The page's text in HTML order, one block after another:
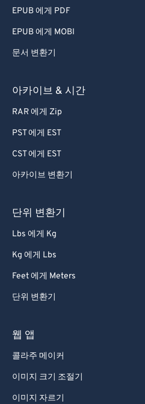
EPUB 에게 PDF
EPUB 에게 MOBI
문서 변환기
아카이브 & 시간
RAR 에게 Zip
PST 에게 EST
CST 에게 EST
아카이브 변환기
단위 변환기
Lbs 에게 Kg
Kg 에게 Lbs
Feet 에게 Meters
단위 변환기
웹 앱
콜라주 메이커
이미지 크기 조절기
이미지 자르기